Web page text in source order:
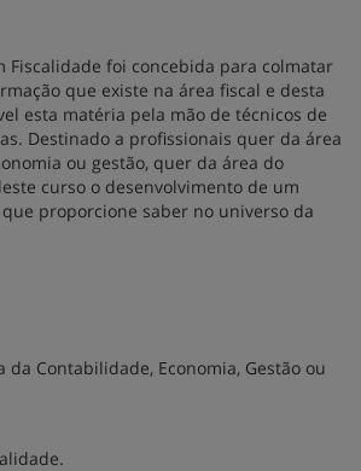
Fiscalidade foi concebida para colmatar
que existe na área fiscal e desta
esta matéria pela mão de técnicos de
Destinado a profissionais quer da área
ou gestão, quer da área do
curso o desenvolvimento de um
proporcione saber no universo da
da Contabilidade, Economia, Gestão ou